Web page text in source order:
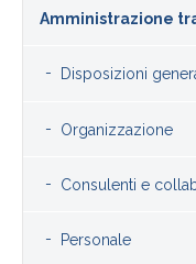
Amministrazione
Disposizioni
Organizzazione
Consulenti e
Personale